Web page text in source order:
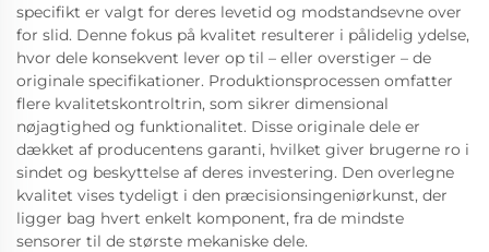
specifikt er valgt for deres levetid og modstandsevne over
for slid. Denne fokus på kvalitet resulterer i pålidelig ydelse,
hvor dele konsekvent lever op til – eller overstiger – de
originale specifikationer. Produktionsprocessen omfatter
flere kvalitetskontroltrin, som sikrer dimensional
nøjagtighed og funktionalitet. Disse originale dele er
dækket af producentens garanti, hvilket giver brugerne ro i
sindet og beskyttelse af deres investering. Den overlegne
kvalitet vises tydeligt i den præcisionsingeniørkunst, der
ligger bag hvert enkelt komponent, fra de mindste
sensorer til de største mekaniske dele.